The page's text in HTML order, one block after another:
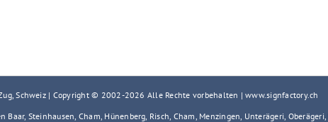
Schweiz | Copyright © 2002-2026 Alle Rechte vorbehalten | www.signfactory.ch
Steinhausen, Cham, Hünenberg, Risch, Cham, Menzingen, Unterägeri,